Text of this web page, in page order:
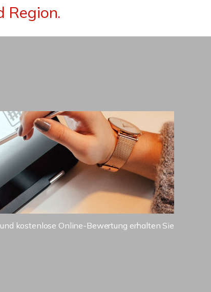
Region.
kostenlose Online-Bewertung erhalten Sie